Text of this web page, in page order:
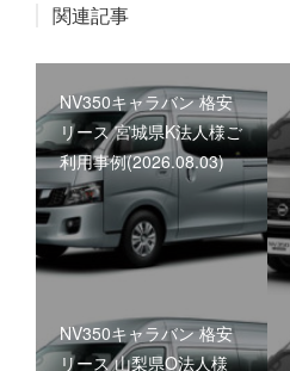
関連記事
NV350キャラバン 格安
リース 宮城県K法人様ご
利用事例(2026.08.03)
NV350キャラバン 格安
リース 山梨県O法人様